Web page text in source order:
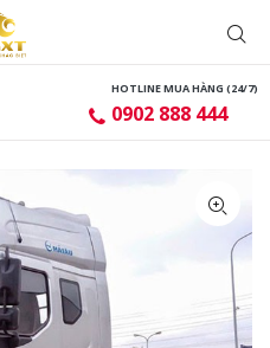
HOTLINE MUA HÀNG (24/7)
0902 888 444